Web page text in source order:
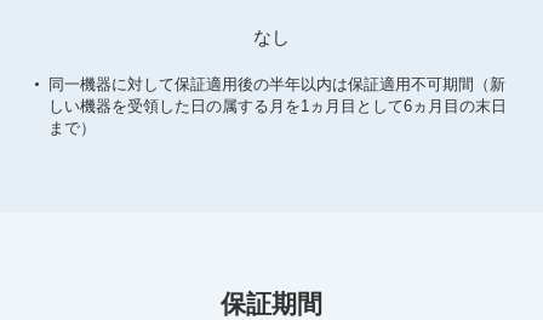
なし
同一機器に対して保証適用後の半年以内は保証適用不可期間（新
しい機器を受領した日の属する月を1ヵ月目として6ヵ月目の末日
まで）
保証期間